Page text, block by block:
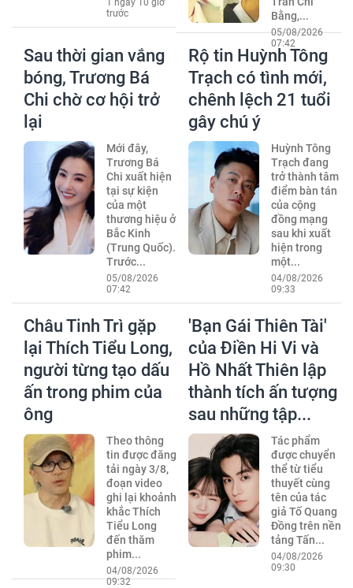
1 ngày 10 giờ
trước
Bằng,...
05/08/2026
07:42
Sau thời gian vắng
bóng, Trương Bá
Chi chờ cơ hội trở
lại
Mới đây,
Trương Bá
Chi xuất hiện
tại sự kiện
của một
thương hiệu ở
Bắc Kinh
(Trung Quốc).
Trước...
05/08/2026
07:42
Rộ tin Huỳnh Tông
Trạch có tình mới,
chênh lệch 21 tuổi
gây chú ý
Huỳnh Tông
Trạch đang
trở thành tâm
điểm bàn tán
của cộng
đồng mạng
sau khi xuất
hiện trong
một...
04/08/2026
09:33
Châu Tinh Trì gặp
lại Thích Tiểu Long,
người từng tạo dấu
ấn trong phim của
ông
Theo thông
tin được đăng
tải ngày 3/8,
đoạn video
ghi lại khoảnh
khắc Thích
Tiểu Long
đến thăm
phim...
04/08/2026
09:32
'Bạn Gái Thiên Tài'
của Điền Hi Vi và
Hồ Nhất Thiên lập
thành tích ấn tượng
sau những tập...
Tác phẩm
được chuyển
thể từ tiểu
thuyết cùng
tên của tác
giả Tố Quang
Đồng trên nền
tảng Tấn...
04/08/2026
09:30